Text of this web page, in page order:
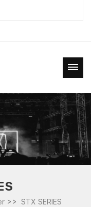
>> STX SERIES